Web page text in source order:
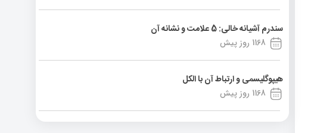
سندرم آشیانه خالی: 5 علامت و نشانه آن
1168 روز پیش
هیپوگلیسمی و ارتباط آن با الکل
1168 روز پیش